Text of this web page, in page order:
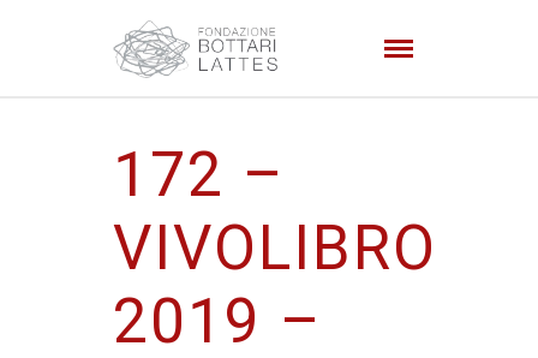
172 –
VIVOLIBRO
2019 –